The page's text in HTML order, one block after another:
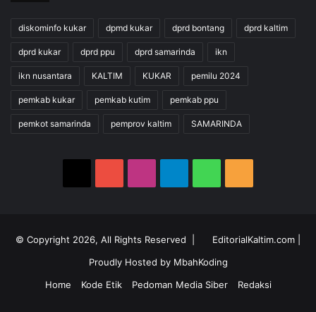
diskominfo kukar dpmd kukar dprd bontang dprd kaltim
dprd kukar dprd ppu dprd samarinda ikn
ikn nusantara KALTIM KUKAR pemilu 2024
pemkab kukar pemkab kutim pemkab ppu
pemkot samarinda pemprov kaltim SAMARINDA
© Copyright 2026, All Rights Reserved | EditorialKaltim.com
Proudly Hosted by MbahKoding
Home
Kode Etik Pedoman Media Siber Redaksi